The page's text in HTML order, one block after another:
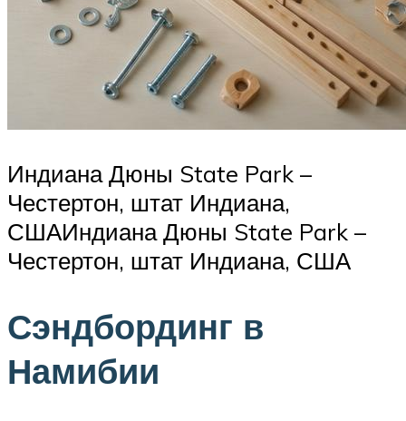
Индиана Дюны State Park –
Честертон, штат Индиана,
СШАИндиана Дюны State Park –
Честертон, штат Индиана, США
Сэндбординг в
Намибии